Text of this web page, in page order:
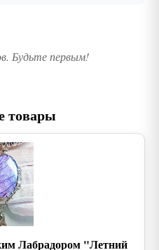
Будьте первым!
товары
Лабрадором "Летний